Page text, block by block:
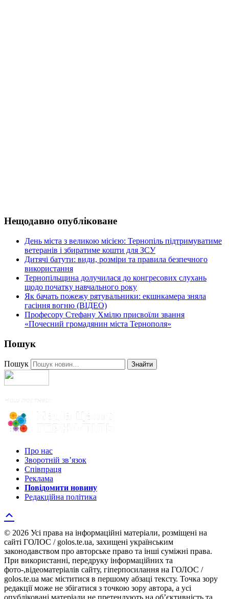
Нещодавно опубліковане
День міста з великою місією: Тернопіль підтримуватиме
ветеранів і збиратиме кошти для ЗСУ
Дитячі батути: види, розміри та правила безпечного
використання
Тернопільщина долучилася до конгресових слухань
щодо початку навчального року
Як бачать пожежу рятувальники: екшнкамера зняла
гасіння вогню (ВІДЕО)
Професору Стефану Хмілю присвоїли звання
«Почесний громадянин міста Тернополя»
Пошук
Пошук Знайти
Про нас
Зворотній зв’язок
Співпраця
Реклама
Повідомити новину
Редакційна політика
© 2026 Усі права на інформаційні матеріали, розміщені на
сайті ГОЛОС / golos.te.ua, захищені українським
законодавством про авторське право та інші суміжні права.
При використанні, передруку інформаційних та
фото-,відеоматеріалів сайту, гіперпосилання на ГОЛОС /
golos.te.ua має міститися в першому абзаці тексту. Точка зору
редакції може не збігатися з точкою зору автора, а усі